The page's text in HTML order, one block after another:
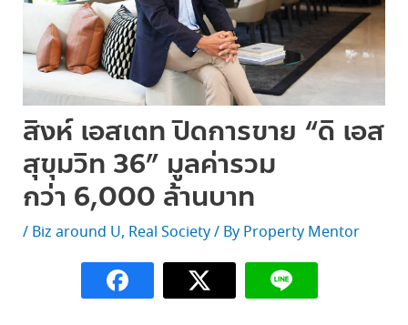
สิงห์ เอสเตท ปิดการขาย “ดิ เอส
สุขุมวิท 36” มูลค่ารวม
กว่า 6,000 ล้านบาท
/ Biz around U, Real Society/ By Property Mentor